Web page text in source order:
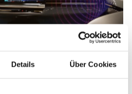
Details Über Cookies
Klang begeistert. Mit zwölf